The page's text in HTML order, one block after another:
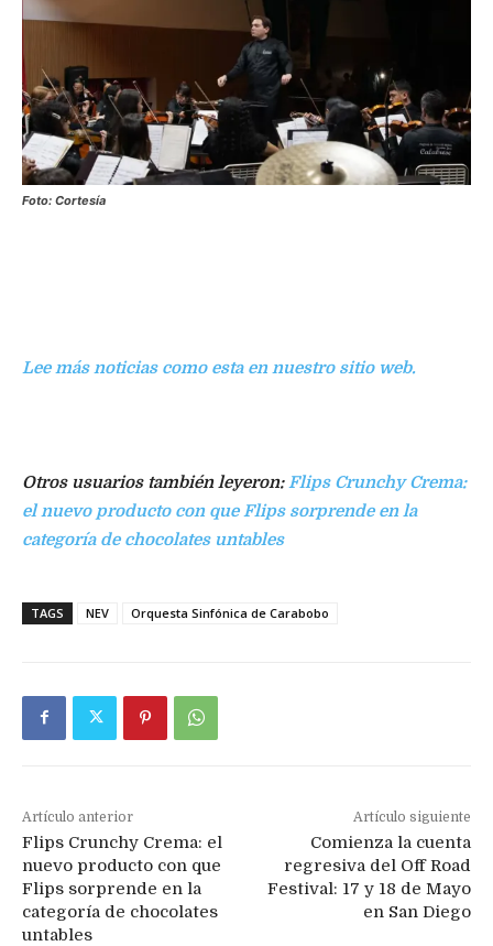
Foto: Cortesía
Lee más noticias como esta en nuestro sitio web.
Otros usuarios también leyeron:Flips Crunchy Crema:
el nuevo producto con que Flips sorprende en la
categoría de chocolates untables
TAGS NEV Orquesta Sinfónica de Carabobo
Artículo anterior
Flips Crunchy Crema: el
nuevo producto con que
Flips sorprende en la
categoría de chocolates
untables
Artículo siguiente
Comienza la cuenta
regresiva del Off Road
Festival: 17 y 18 de Mayo
en San Diego